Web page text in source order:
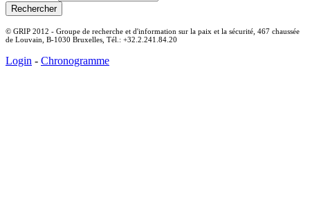
© GRIP 2012 - Groupe de recherche et d'information sur la paix et la sécurité, 467 chaussée
de Louvain, B-1030 Bruxelles, Tél.: +32.2.241.84.20
Login - Chronogramme